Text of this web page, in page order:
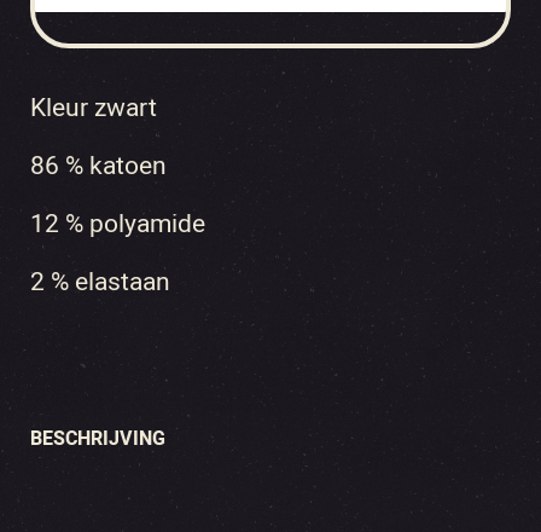
Kleur zwart
86 % katoen
12 % polyamide
2 % elastaan
BESCHRIJVING